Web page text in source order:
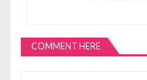
COMMENT HERE